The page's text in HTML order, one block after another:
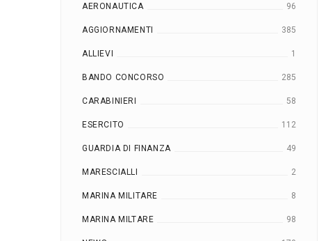
AERONAUTICA 96
AGGIORNAMENTI 385
ALLIEVI 1
BANDO CONCORSO 285
CARABINIERI 58
ESERCITO 112
GUARDIA DI FINANZA 49
MARESCIALLI 2
MARINA MILITARE 8
MARINA MILTARE 98